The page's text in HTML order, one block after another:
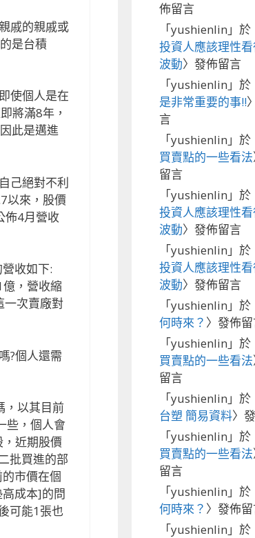
戚的親戚或
是台積
使個人是在
將滿8年，
此是邁進
己絕對不利
以來，股價
佈4月營收
收如下:
，營收縮
一次賣廠對
?個人還需
，以其目前
些，個人會
近期股價
批買進的部
市價在個
成本]的問
可能1張也
佈留言
「yushienlin 」於
投資人應該理性
波動〉發佈留言
「yushienlin 」於
是非常重要的事!!
言
「yushienlin 」於
買賣點的一些看法
留言
「yushienlin 」於
投資人應該理性
波動〉發佈留言
「yushienlin 」於
投資人應該理性
波動〉發佈留言
「yushienlin 」於
何時來？ 〉發佈
「yushienlin 」於
買賣點的一些看法
留言
「yushienlin 」於
台塑 簡易資料〉
「yushienlin 」於
買賣點的一些看法
留言
「yushienlin 」於
何時來？ 〉發佈
「yushienlin 」於